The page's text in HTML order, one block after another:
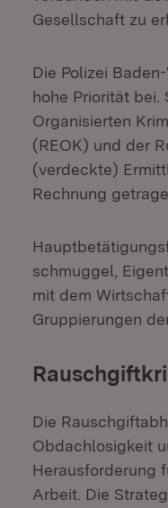
Gesellschaft zu
Die Polizei
hohe Priorität
Organisierten
(REOK) und der
(verdeckte)
Rechnung
schmuggel,
mit dem
Gruppierungen
Die
Obdachlosigkeit
Herausforderung
Arbeit. Die